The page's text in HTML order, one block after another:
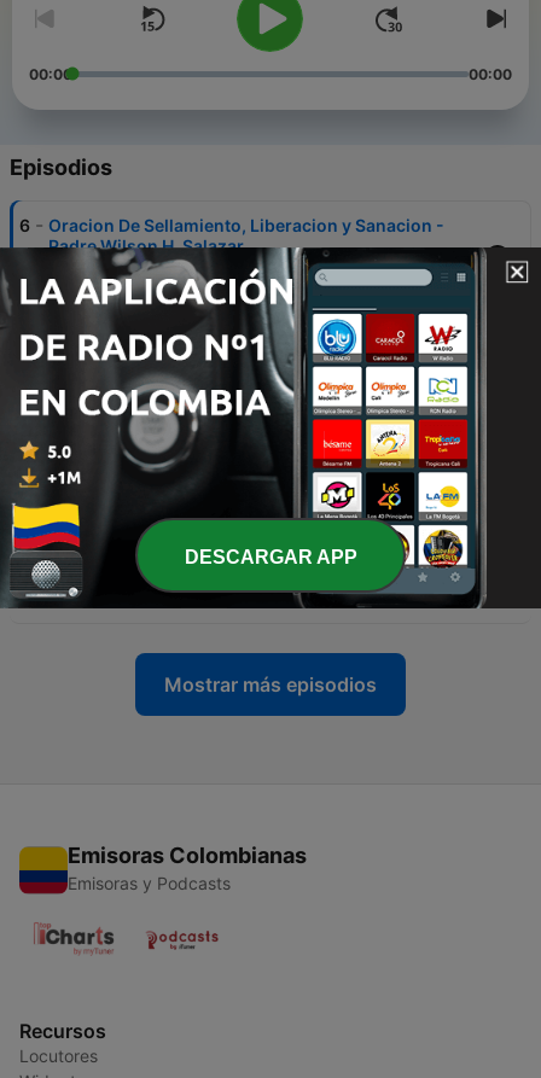
00:00 00:00
Episodios
6 - Oracion De Sellamiento, Liberacion y Sanacion -
Padre Wilson H. Salazar
Hernandez_high_quality.mp3
21 mayo 2020
5 - De las penasdel infierno.m4a
4 - Los verdugos alzaron la cruz.m4a
20 mayo 2020
3 - S R JuevesMisterios Luminosos
08 nov. 2019
2 - S R Misterios gozoso Lunes y Sábados
08 nov. 2019
Mostrar más episodios
Emisoras Colombianas
Emisoras y Podcasts
Recursos
Locutores
DESCARGAR APP